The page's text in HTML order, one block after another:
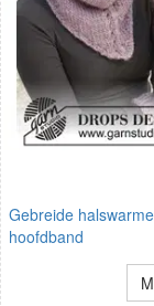
Gebreide
hoofdband